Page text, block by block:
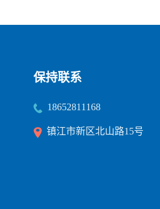
保持联系
18652811168
镇江市新区北山路15号